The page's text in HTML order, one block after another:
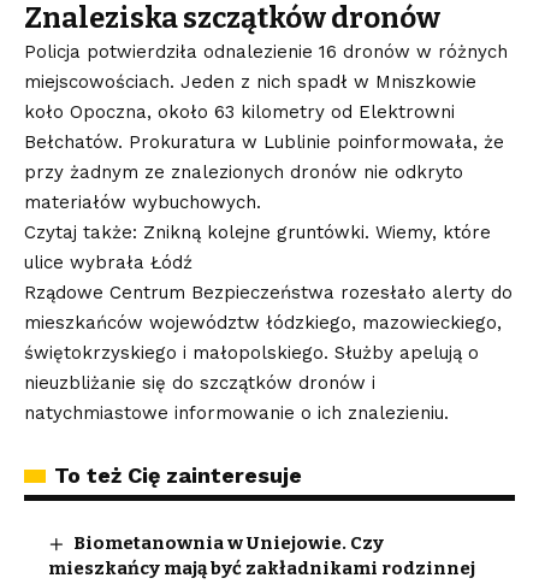
Znaleziska szczątków dronów
Policja potwierdziła odnalezienie 16 dronów w różnych
miejscowościach. Jeden z nich spadł w Mniszkowie
koło Opoczna, około 63 kilometry od Elektrowni
Bełchatów. Prokuratura w Lublinie poinformowała, że
przy żadnym ze znalezionych dronów nie odkryto
materiałów wybuchowych.
Czytaj także: Znikną kolejne gruntówki. Wiemy, które
ulice wybrała Łódź
Rządowe Centrum Bezpieczeństwa rozesłało alerty do
mieszkańców województw łódzkiego, mazowieckiego,
świętokrzyskiego i małopolskiego. Służby apelują o
nieuzbliżanie się do szczątków dronów i
natychmiastowe informowanie o ich znalezieniu.
To też Cię zainteresuje
Biometanownia w Uniejowie. Czy
mieszkańcy mają być zakładnikami rodzinnej